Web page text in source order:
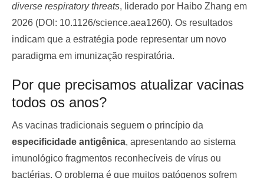
diverse respiratory threats, liderado por Haibo Zhang em
2026 (DOI: 10.1126/science.aea1260). Os resultados
indicam que a estratégia pode representar um novo
paradigma em imunização respiratória.
Por que precisamos atualizar vacinas
todos os anos?
As vacinas tradicionais seguem o princípio da
especificidade antigênica, apresentando ao sistema
imunológico fragmentos reconhecíveis de vírus ou
bactérias. O problema é que muitos patógenos sofrem